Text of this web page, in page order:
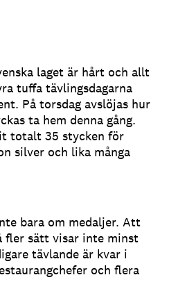
laget är hårt och allt
tuffa tävlingsdagarna
På torsdag avslöjas hur
ta hem denna gång.
totalt 35 stycken för
silver och lika många
bara om medaljer. Att
fler sätt visar inte minst
tävlande är kvar i
och flera